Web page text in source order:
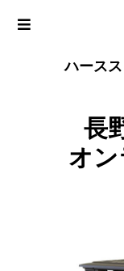
ハース
長
オ